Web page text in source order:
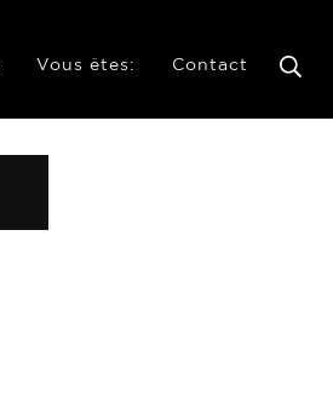
Vous êtes: Contact